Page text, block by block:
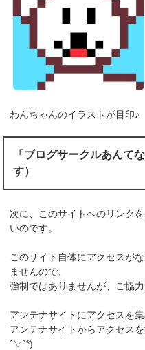
わんちゃんのイラストが目印♪
「ブログサークルあんて
す）
次に、このサイトへのリンク
いのです。
このサイト自体にアクセスが
ませんので、
強制ではありませんが、ご協
アンテナサイトにアクセスを集
アンテナサイトからアクセス
´▽`*)